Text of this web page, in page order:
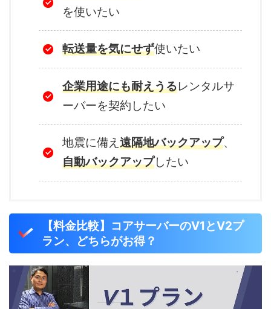
を使いたい
転送量を気にせず使いたい
企業用途にも耐えうるレンタルサ
ーバーを契約したい
地震に備え 遠隔地バックアップ、
自動バックアップしたい
【料金比較】コアサーバーのV1とV2プ
ラン、どちらがお得？